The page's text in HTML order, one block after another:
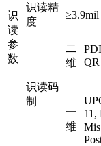
识
读
参
数
识读精
度
≥3.9mil
识读码
制
二
维
一
维
11,